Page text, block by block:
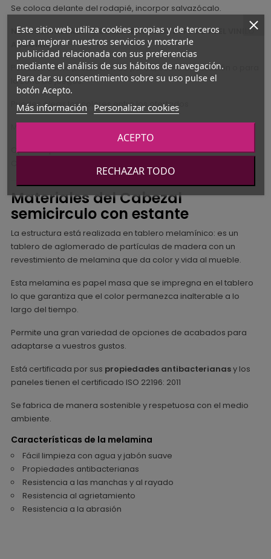
Se coloca delante del rodapié, incorpor salvazócalo.
NO INCLUYE EL RESTO DE ELEMENTOS DE LA FOTO NI EL VINILO
ARCOIRIS.
Perfecto como protección de pared, como decoración o para
la zona de juegos.
Puedes elegir los colores entre los ofertados
Opcional puntos de LED o cabezal sin estante delantero.
Materiales del Cabezal
semicirculo con estante
La estructura está realizada en tablero melamínico: es un
tablero de aglomerado de partículas de madera con un
revestimiento de melamina que da color y vida al mueble.
Esta melamina es papel masa que se impregna en el tablero
lo que garantiza que el color permanezca inalterable a lo
largo del tiempo.
Permite una gran variedad de opciones de acabados para
adaptarse a vuestros gustos.
Está certificada por sus propiedades antibacterianasy los
paneles tienen el certificado ISO 22196: 2011
Se fabrica de manera sostenible y respetuosa con el medio
ambiente.
Características de la melamina
Fácil limpieza con agua y jabón suave
Propiedades antibacterianas
Resistencia a las manchas y al rayado
Resistencia al agrietamiento
Resistencia a la abrasión
Este sitio web utiliza cookies propias y de terceros
para mejorar nuestros servicios y mostrarle
publicidad relacionada con sus preferencias
mediante el análisis de sus hábitos de navegación.
Para dar su consentimiento sobre su uso pulse el
botón Acepto.
Más información Personalizar cookies
RECHAZAR TODO
ACEPTO